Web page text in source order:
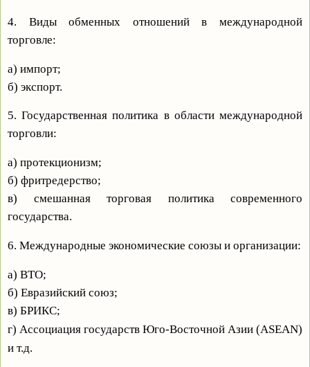
4. Виды обменных отношений в международной
торговле:
а) импорт;
б) экспорт.
5. Государственная политика в области международной
торговли:
а) протекционизм;
б) фритредерство;
в) смешанная торговая политика современного
государства.
6. Международные экономические союзы и организации:
а) ВТО;
б) Евразийский союз;
в) БРИКС;
г) Ассоциация государств Юго-Восточной Азии (ASEAN)
и т.д.